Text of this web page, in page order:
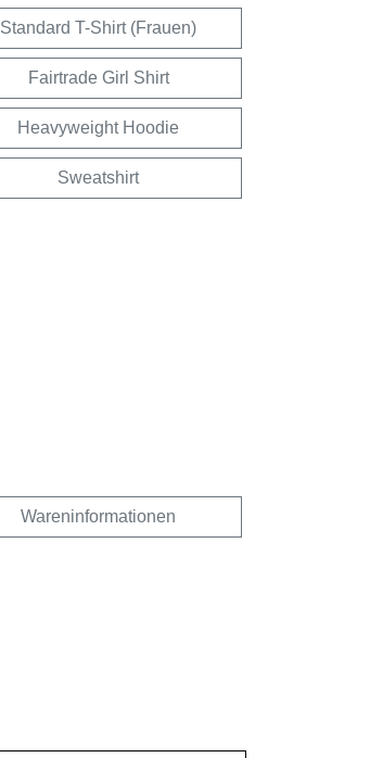
Standard T-Shirt (Frauen)
Fairtrade Girl Shirt
Heavyweight Hoodie
Sweatshirt
Wareninformationen